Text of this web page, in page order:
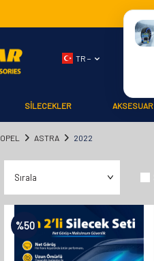
TR −
SİLECEKLER AKSESUAR
OPEL ASTRA 2022
%50